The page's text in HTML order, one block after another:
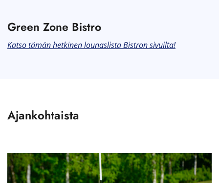
Green Zone Bistro
Katso tämän hetkinen lounaslista Bistron sivuilta!
Ajankohtaista